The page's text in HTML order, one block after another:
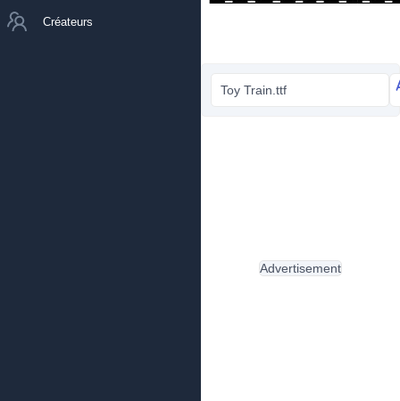
Créateurs
Toy Train.ttf
Advertisement